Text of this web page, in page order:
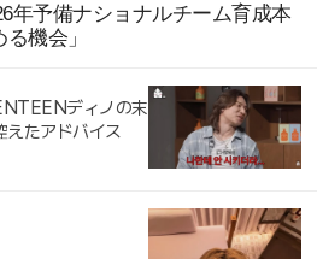
年予備ナショナルチーム育成本
機会」
ディノの末
えたアドバイス